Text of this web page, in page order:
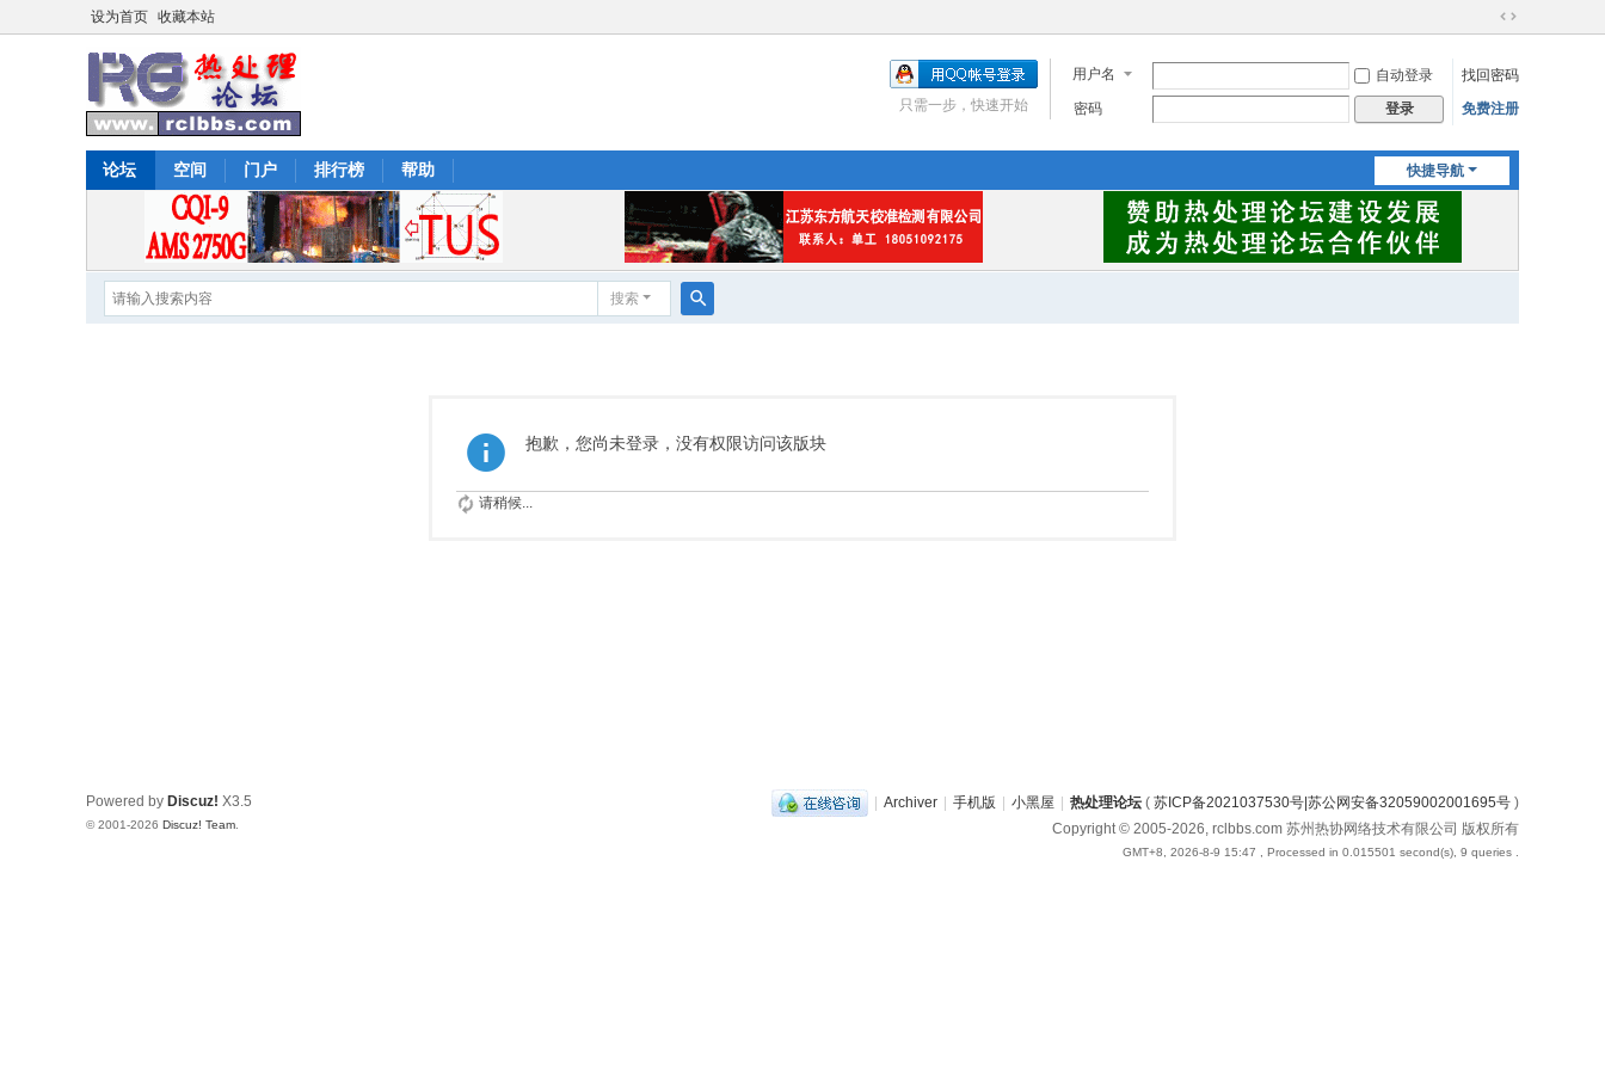
设为首页 收藏本站
切
到
宽
用户名 自动登录
找回密码
密码
登录 免费注册
只需一步，快速开始
快捷导航
论坛 空间 门户 排行榜 帮助
搜索
抱歉，您尚未登录，没有权限访问该版块
请稍候...
| Archiver | 手机版 | 小黑屋 | 热处理论坛 ( 苏ICP备2021037530号|苏公网安备32059002001695号 )
Copyright © 2005-2026, rclbbs.com 苏州热协网络技术有限公司 版权所有
GMT+8, 2026-8-9 15:47 , Processed in 0.015501 second(s), 9 queries .
Powered by Discuz! X3.5
© 2001-2026 Discuz! Team